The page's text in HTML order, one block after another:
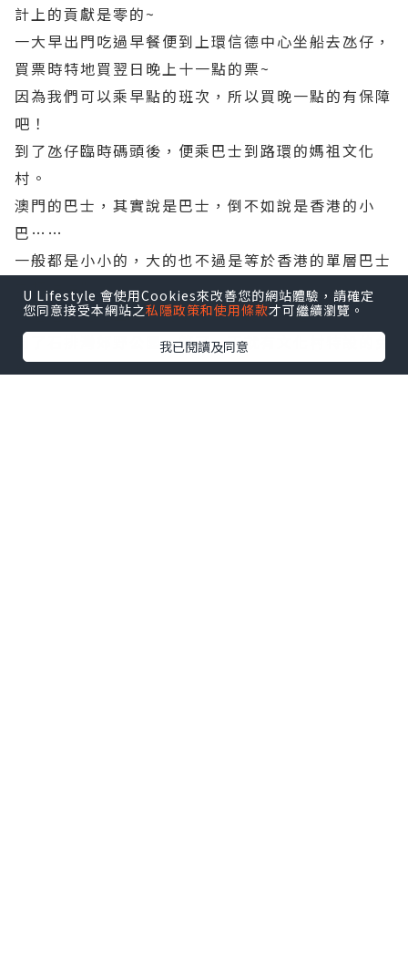
計上的貢獻是零的~
一大早出門吃過早餐便到上環信德中心坐船去氹仔，
買票時特地買翌日晚上十一點的票~
因為我們可以乘早點的班次，所以買晚一點的有保障
吧！
到了氹仔臨時碼頭後，便乘巴士到路環的媽祖文化
村。
澳門的巴士，其實說是巴士，倒不如說是香港的小
巴……
一般都是小小的，大的也不過是等於香港的單層巴士
之類 = ="
不過這可能是因為澳門本身人口比較少吧……
到了石排灣郊野公園，等了一下就有文化村特設的免
費巴士載我們上山了。
U Lifestyle 會使用Cookies來改善您的網站體驗，請確定
您同意接受本網站之私隱政策和使用條款才可繼續瀏覽。
我已閱讀及同意